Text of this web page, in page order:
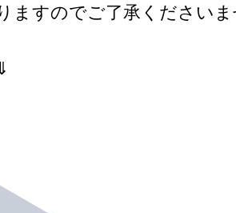
ますのでご了承くださいま